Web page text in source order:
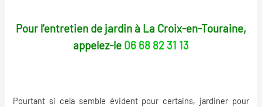
Pour l’entretien de jardin à La Croix-en-Touraine,
appelez-le 06 68 82 31 13
Pourtant si cela semble évident pour certains, jardiner pour